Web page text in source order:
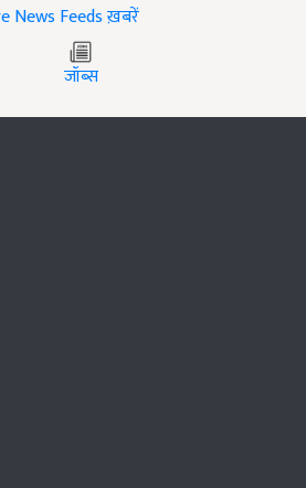
ख़बरें
जॉब्स